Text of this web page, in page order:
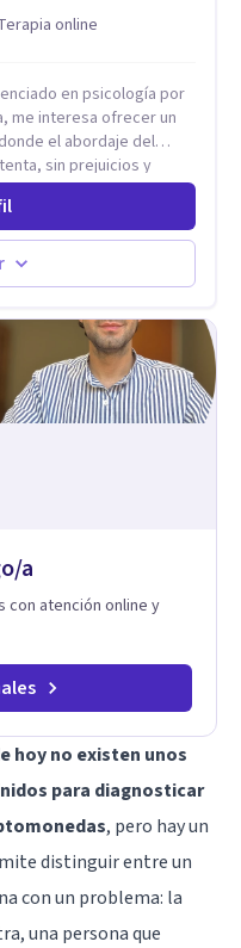
online
en psicología por
me interesa ofrecer un
el abordaje del
sin prejuicios y
sin caer en etiquetas.
algún momento pueden
es en mi
esas cuestiones
cambios. Soy una
y también
de ser un mejor
a
atención online y
hoy no existen unos
para diagnosticar
, pero hay un
distinguir entre un
con un problema: la
una persona que